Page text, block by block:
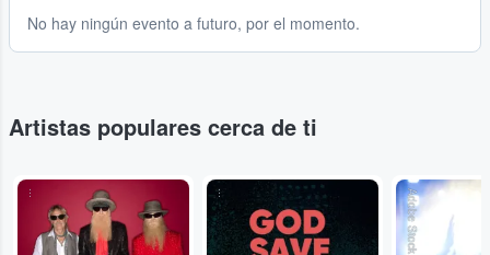
No hay ningún evento a futuro, por el momento.
Artistas populares cerca de ti
... ... Adobe Stock